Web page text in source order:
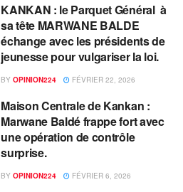
KANKAN : le Parquet Général à
sa tête MARWANE BALDE
échange avec les présidents de
jeunesse pour vulgariser la loi.
BY OPINION224 FÉVRIER 22, 2026
Maison Centrale de Kankan :
Marwane Baldé frappe fort avec
une opération de contrôle
surprise.
BY OPINION224 FÉVRIER 6, 2026